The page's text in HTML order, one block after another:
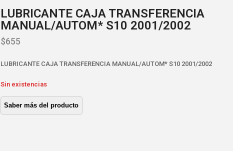
LUBRICANTE CAJA TRANSFERENCIA
MANUAL/AUTOM* S10 2001/2002
$655
LUBRICANTE CAJA TRANSFERENCIA MANUAL/AUTOM* S10 2001/2002
Sin existencias